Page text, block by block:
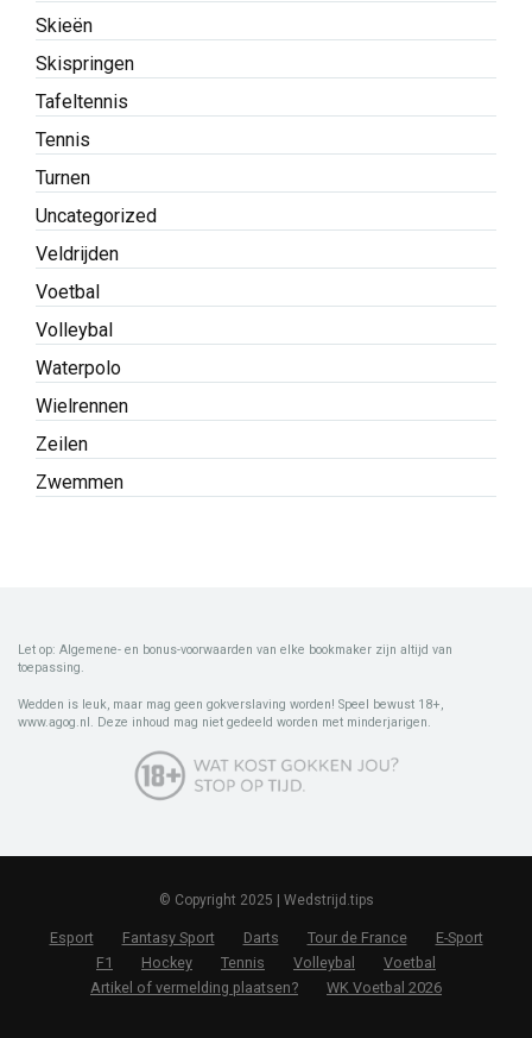
Skieën
Skispringen
Tafeltennis
Tennis
Turnen
Uncategorized
Veldrijden
Voetbal
Volleybal
Waterpolo
Wielrennen
Zeilen
Zwemmen
Let op: Algemene- en bonus-voorwaarden van elke bookmaker zijn altijd van
toepassing.
Wedden is leuk, maar mag geen gokverslaving worden! Speel bewust 18+,
www.agog.nl. Deze inhoud mag niet gedeeld worden met minderjarigen.
© Copyright 2025 | Wedstrijd.tips
Esport Fantasy Sport Darts Tour de France
E-Sport
F1
Hockey Tennis Volleybal
Voetbal
Artikel of vermelding plaatsen?
WK Voetbal 2026